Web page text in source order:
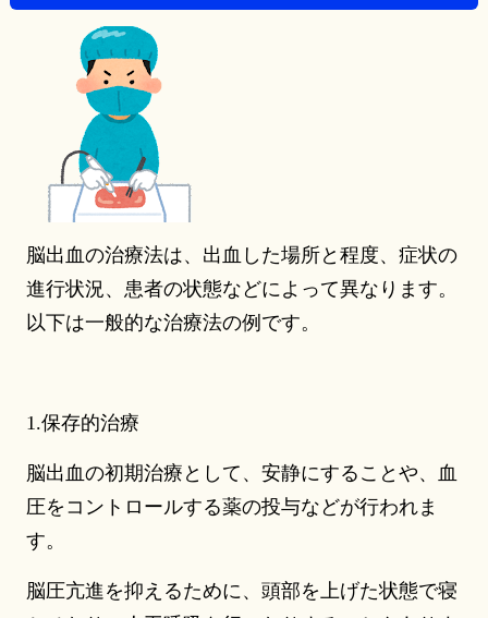
脳出血の治療法は、出血した場所と程度、症状の
進行状況、患者の状態などによって異なります。
以下は一般的な治療法の例です。
1.保存的治療
脳出血の初期治療として、安静にすることや、血
圧をコントロールする薬の投与などが行われま
す。
脳圧亢進を抑えるために、頭部を上げた状態で寝